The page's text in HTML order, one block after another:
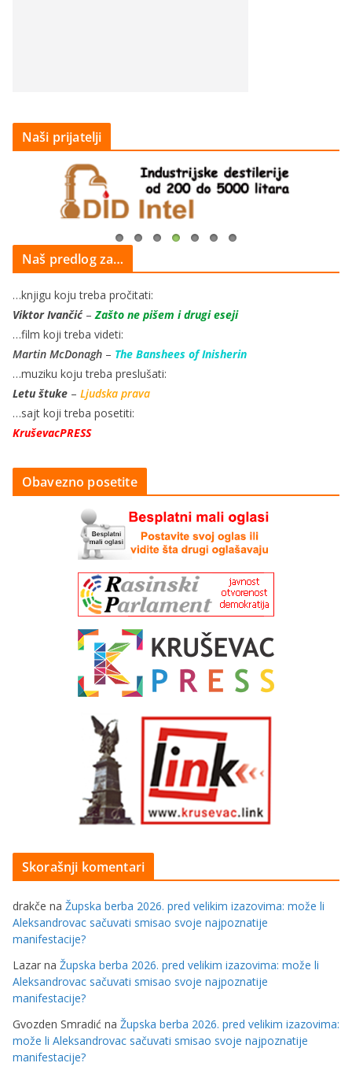
Naši prijatelji
Naš predlog za…
…knjigu koju treba pročitati:
Viktor Ivančić–Zašto ne pišem i drugi eseji
…film koji treba videti:
Martin McDonagh – The Banshees of Inisherin
…muziku koju treba preslušati:
Letu štuke – Ljudska prava
…sajt koji treba posetiti:
KruševacPRESS
Obavezno posetite
Skorašnji komentari
drakče na Župska berba 2026. pred velikim izazovima: može li
Aleksandrovac sačuvati smisao svoje najpoznatije
manifestacije?
Lazar na Župska berba 2026. pred velikim izazovima: može li
Aleksandrovac sačuvati smisao svoje najpoznatije
manifestacije?
Gvozden Smradić na Župska berba 2026. pred velikim izazovima:
može li Aleksandrovac sačuvati smisao svoje najpoznatije
manifestacije?